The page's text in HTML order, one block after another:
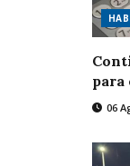
para
06